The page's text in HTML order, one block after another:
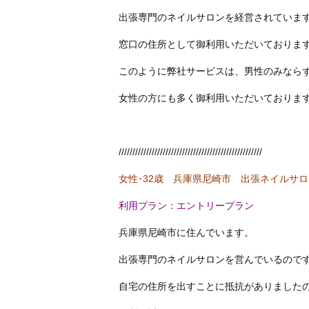
出張専門のネイルサロンを経営されています
窓口の住所として御利用いただいております
このように弊社サービスは、男性のみなら
女性の方にも多く御利用いただいております
////////////////////////////////////////////////////
女性･32歳 兵庫県尼崎市 出張ネイルサロ
利用プラン：エントリープラン
兵庫県尼崎市に住んでいます。
出張専門のネイルサロンを営んでいるのです
自宅の住所を出すことに抵抗がありましたの